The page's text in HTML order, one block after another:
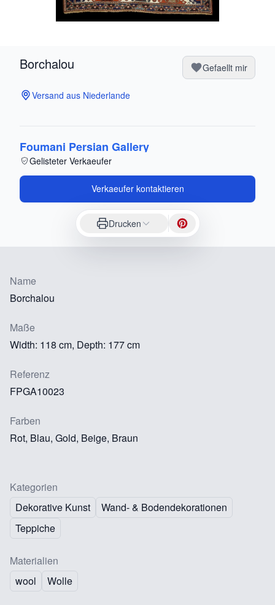
Borchalou Gefaellt mir
Versand aus Niederlande
Foumani Persian Gallery
Gelisteter Verkaeufer
Verkaeufer kontaktieren
Drucken
Name
Borchalou
Maße
Width: 118 cm, Depth: 177 cm
Referenz
FPGA10023
Farben
Rot, Blau, Gold, Beige, Braun
Kategorien
Dekorative Kunst
Wand- & Bodendekorationen
Teppiche
Materialien
wool
Wolle